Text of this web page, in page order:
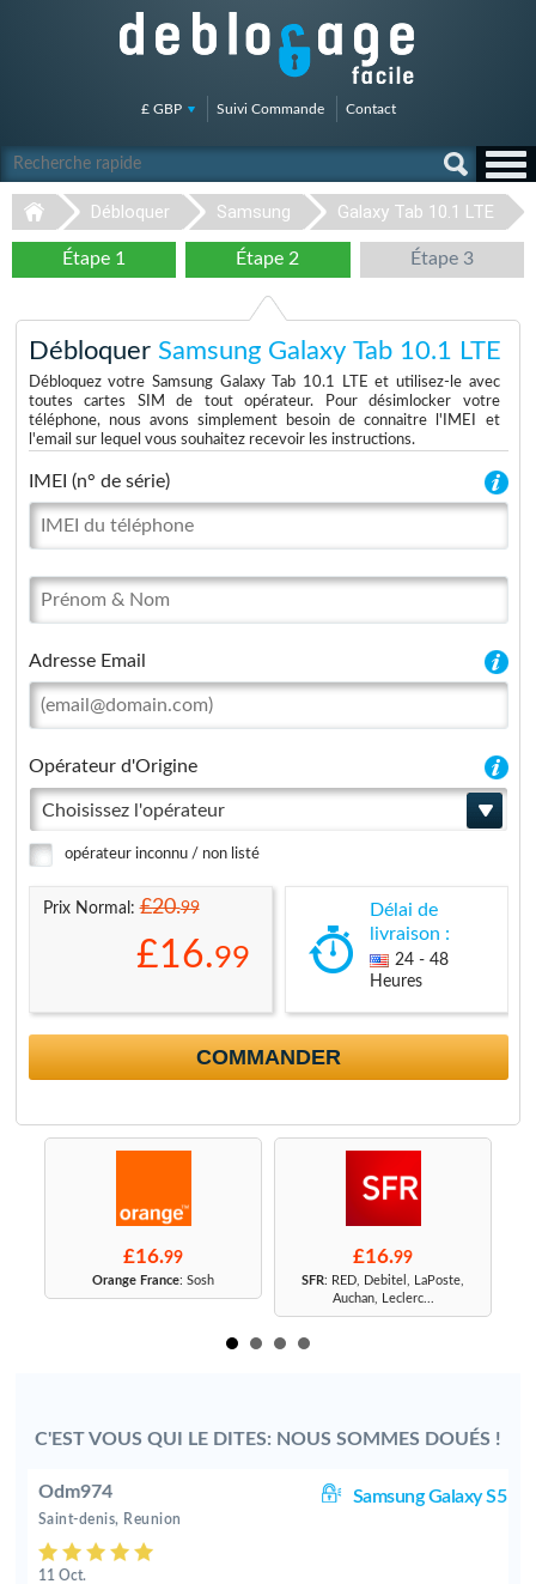
£ GBP Suivi Commande Contact
Débloquer Samsung Galaxy Tab 10.1 LTE
Étape 1 Étape 2 Étape 3
Débloquer Samsung Galaxy Tab 10.1 LTE
Débloquez votre Samsung Galaxy Tab 10.1 LTE et utilisez-le avec
toutes cartes SIM de tout opérateur. Pour désimlocker votre
téléphone, nous avons simplement besoin de connaitre l'IMEI et
l'email sur lequel vous souhaitez recevoir les instructions.
IMEI (n° de série)
Adresse Email
Opérateur d'Origine
Choisissez l'opérateur
opérateur inconnu / non listé
Prix Normal:£20.99
£16.99
Délai de
livraison :
24 - 48
Heures
COMMANDER
£16.99
Orange France: Sosh
£16.99
SFR: RED, Debitel, LaPoste,
Auchan, Leclerc...
C'EST VOUS QUI LE DITES: NOUS SOMMES DOUÉS !
Odm974 Samsung Galaxy S5
Saint-denis, Reunion
11 Oct.